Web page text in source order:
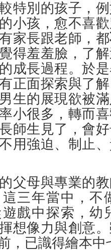
特別的孩子，
小孩，愈不喜
家長跟老師，都
覺得羞羞臉，了
成長過程。於
正面探索與了
生的展現欲被
小很多，轉而
師生見了，會
用強迫、制止
父母與專業的
三年當中，不
戲中探索，幼
想像力與創意
，已識得繪本中